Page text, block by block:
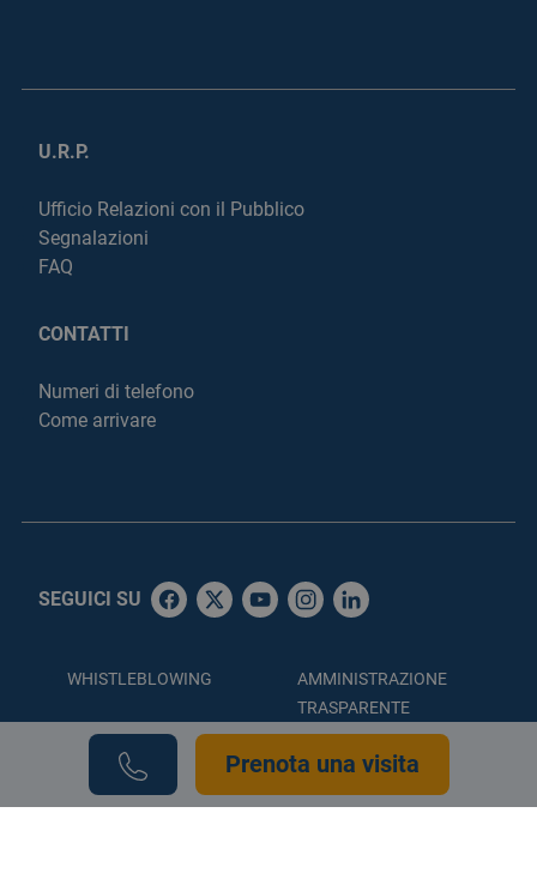
U.R.P.
Ufficio Relazioni con il Pubblico
Segnalazioni
FAQ
CONTATTI
Numeri di telefono
Come arrivare
SEGUICI SU
WHISTLEBLOWING
AMMINISTRAZIONE
TRASPARENTE
ACCESSIBILITÀ
COOKIE POLICY
Prenota una visita